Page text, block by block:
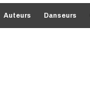
Auteurs Danseurs